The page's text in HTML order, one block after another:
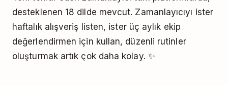
desteklenen 18 dilde mevcut. Zamanlayıcıyı ister
haftalık alışveriş listen, ister üç aylık ekip
değerlendirmen için kullan, düzenli rutinler
oluşturmak artık çok daha kolay. ✨